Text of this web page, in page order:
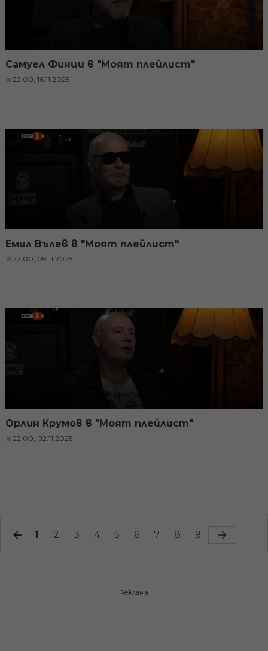
Самуел Финци в "Моят плейлист"
22:00, 16.11.2025
Емил Вълев в "Моят плейлист"
22:00, 09.11.2025
Орлин Крумов в "Моят плейлист"
22:00, 02.11.2025
1 2 3 4 5 6 7 8 9
Реклама